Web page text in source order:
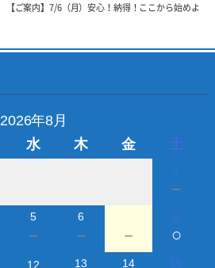
【ご案内】7/6（月）安心！納得！ここから始めよ
2026年8月
水 木 金 土
1
－
5
－
6
－
7
－
8
○
12 13 14 15